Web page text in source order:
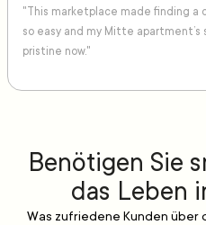
"This marketplace made finding a
so easy and my Mitte apartment’s
pristine now."
Benötigen Sie
das Leben
Was zufriedene Kunden über